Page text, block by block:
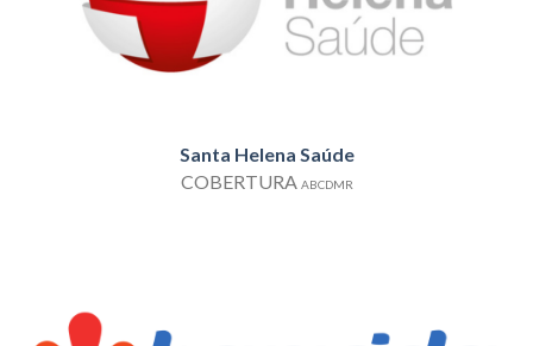
Santa Helena Saúde
COBERTURA ABCDMR